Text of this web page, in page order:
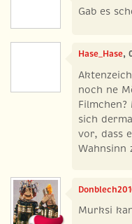
Gab es
Hase_Hase,
noch ne
sich
vor, dass
Wahnsinn
Murksi